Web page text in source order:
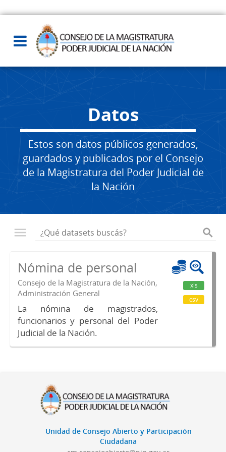
Datos
Estos son datos públicos generados,
guardados y publicados por el Consejo
de la Magistratura del Poder Judicial de
la Nación
Nómina de personal
Consejo de la Magistratura de la Nación,
Administración General
La nómina de magistrados,
funcionarios y personal del Poder
Judicial de la Nación.
xls
csv
Unidad de Consejo Abierto y Participación
Ciudadana